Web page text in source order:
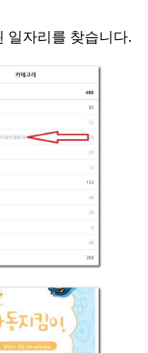
일자리를 찾습니다.